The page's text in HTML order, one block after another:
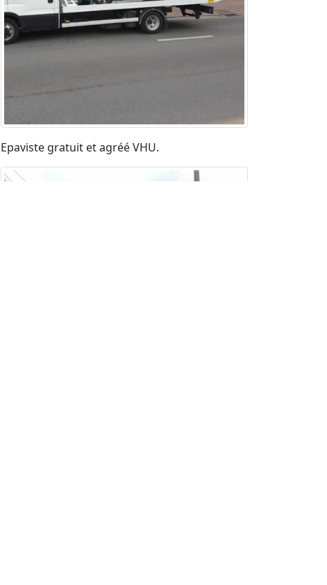
Epaviste gratuit et agréé VHU.